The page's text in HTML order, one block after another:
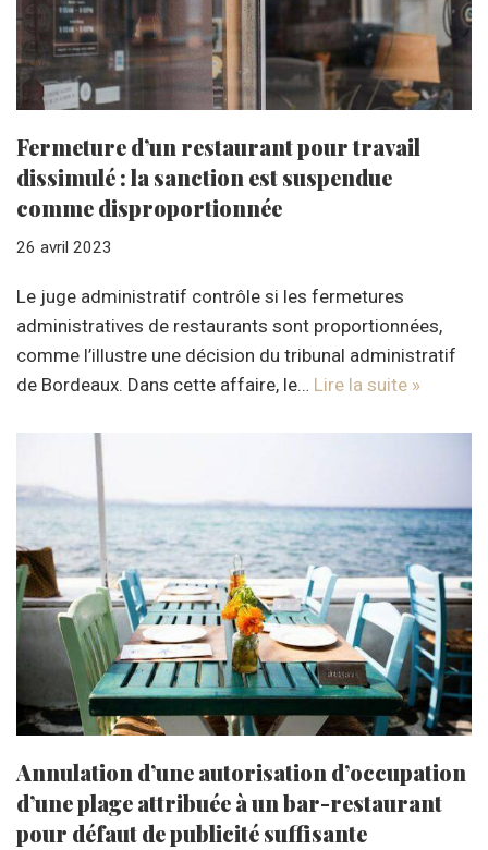
Fermeture d’un restaurant pour travail
dissimulé : la sanction est suspendue
comme disproportionnée
26 avril 2023
Le juge administratif contrôle si les fermetures
administratives de restaurants sont proportionnées,
comme l’illustre une décision du tribunal administratif
de Bordeaux. Dans cette affaire, le… Lire la suite »
Annulation d’une autorisation d’occupation
d’une plage attribuée à un bar-restaurant
pour défaut de publicité suffisante